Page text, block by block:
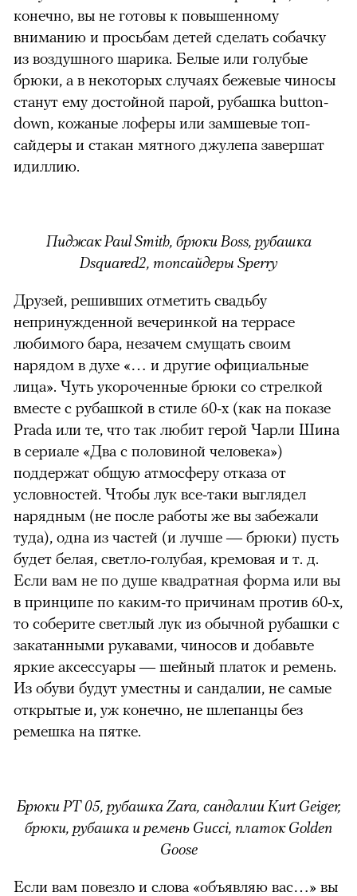
конечно, вы не готовы к повышенному
вниманию и просьбам детей сделать собачку
из воздушного шарика. Белые или голубые
брюки, а в некоторых случаях бежевые чиносы
станут ему достойной парой, рубашка button-
down, кожаные лоферы или замшевые топ-
сайдеры и стакан мятного джулепа завершат
идиллию.
Пиджак Paul Smith, брюки Boss, рубашка
Dsquared2, топсайдеры Sperry
Друзей, решивших отметить свадьбу
непринужденной вечеринкой на террасе
любимого бара, незачем смущать своим
нарядом в духе «… и другие официальные
лица». Чуть укороченные брюки со стрелкой
вместе с рубашкой в стиле 60-х (как на показе
Prada или те, что так любит герой Чарли Шина
в сериале «Два с половиной человека»)
поддержат общую атмосферу отказа от
условностей. Чтобы лук все-таки выглядел
нарядным (не после работы же вы забежали
туда), одна из частей (и лучше — брюки) пусть
будет белая, светло-голубая, кремовая и т. д.
Если вам не по душе квадратная форма или вы
в принципе по каким-то причинам против 60-х,
то соберите светлый лук из обычной рубашки с
закатанными рукавами, чиносов и добавьте
яркие аксессуары — шейный платок и ремень.
Из обуви будут уместны и сандалии, не самые
открытые и, уж конечно, не шлепанцы без
ремешка на пятке.
Брюки PT 05, рубашка Zara, сандалии Kurt Geiger,
брюки, рубашка и ремень Gucci, платок Golden
Goose
Если вам повезло и слова «объявляю вас…» вы